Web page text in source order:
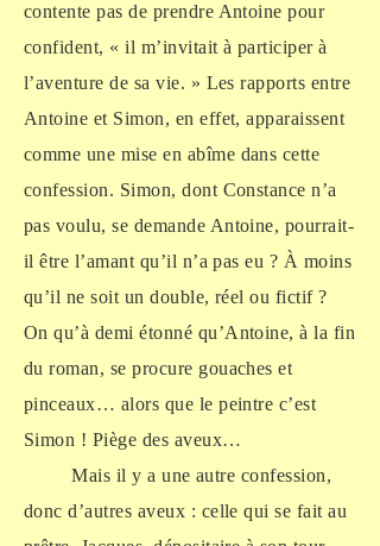
contente pas de prendre Antoine pour
confident, « il m’invitait à participer à
l’aventure de sa vie. » Les rapports entre
Antoine et Simon, en effet, apparaissent
comme une mise en abîme dans cette
confession. Simon, dont Constance n’a
pas voulu, se demande Antoine, pourrait-
il être l’amant qu’il n’a pas eu ? À moins
qu’il ne soit un double, réel ou fictif ?
On qu’à demi étonné qu’Antoine, à la fin
du roman, se procure gouaches et
pinceaux… alors que le peintre c’est
Simon ! Piège des aveux…
Mais il y a une autre confession,
donc d’autres aveux : celle qui se fait au